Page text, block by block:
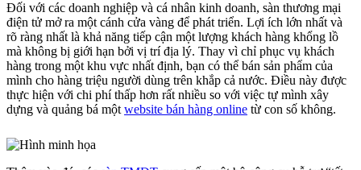
Đối với các doanh nghiệp và cá nhân kinh doanh, sàn thương mại
điện tử mở ra một cánh cửa vàng để phát triển. Lợi ích lớn nhất và
rõ ràng nhất là khả năng tiếp cận một lượng khách hàng khổng lồ
mà không bị giới hạn bởi vị trí địa lý. Thay vì chỉ phục vụ khách
hàng trong một khu vực nhất định, bạn có thể bán sản phẩm của
mình cho hàng triệu người dùng trên khắp cả nước. Điều này được
thực hiện với chi phí thấp hơn rất nhiều so với việc tự mình xây
dựng và quảng bá một website bán hàng online từ con số không.